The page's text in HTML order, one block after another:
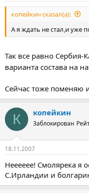
копейкин сказал(а):
А я ждать не стал,и уже
Так все равно Сербия-
варианта состава на
Сейчас тоже поменяю
К копейкин
Заблокирован
18.11.2007
Нееееее! Смолярека я
С.Ирландии и